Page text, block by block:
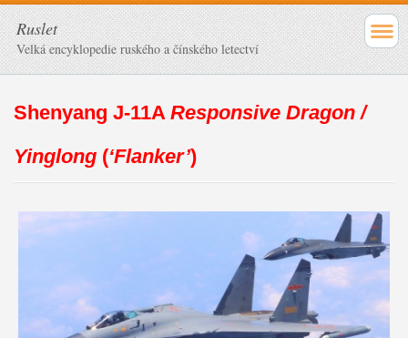
Ruslet
Velká encyklopedie ruského a čínského letectví
Shenyang J-11A Responsive Dragon /
Yinglong (‘Flanker’)